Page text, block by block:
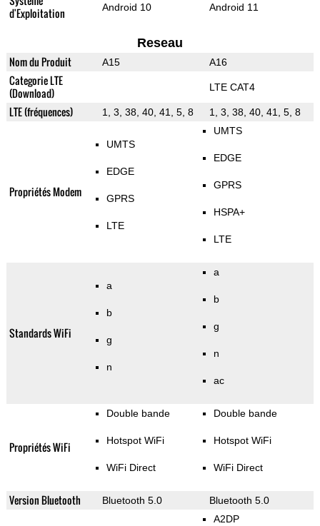
d'Exploitation
Android 10 Android 11
Reseau
Nom du Produit A15 A16
Categorie LTE
(Download)
LTE CAT4
LTE (fréquences) 1, 3, 38, 40, 41, 5, 8 1, 3, 38, 40, 41, 5, 8
Propriétés Modem
UMTS
EDGE
GPRS
LTE
UMTS
EDGE
GPRS
HSPA+
LTE
Standards WiFi
a
b
g
n
a
b
g
n
ac
Propriétés WiFi
Double bande
Hotspot WiFi
WiFi Direct
Double bande
Hotspot WiFi
WiFi Direct
Version Bluetooth Bluetooth 5.0 Bluetooth 5.0
A2DP